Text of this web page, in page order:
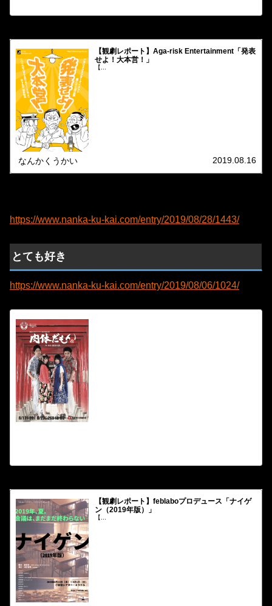
【観劇レポート】Aga-risk Entertainment「発表
せよ！大本営！」
【...
なんかくうかい 2019.08.16
https://www.nanka-ku-kai.com/entry/2019/08/28/1443/
とても好き
https://www.nanka-ku-kai.com/entry/2019/08/06/1024/
【観劇レポート】feblaboプロデュース「ナイゲ
ン（2019年版）」
【...